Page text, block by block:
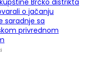
Brčko distrikta
o jačanju
saradnje sa
privrednom